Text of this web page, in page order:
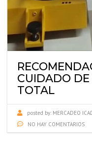
CUIDADO DE
TOTAL
posted by: MERCADEO
NO HAY COMENTARIOS